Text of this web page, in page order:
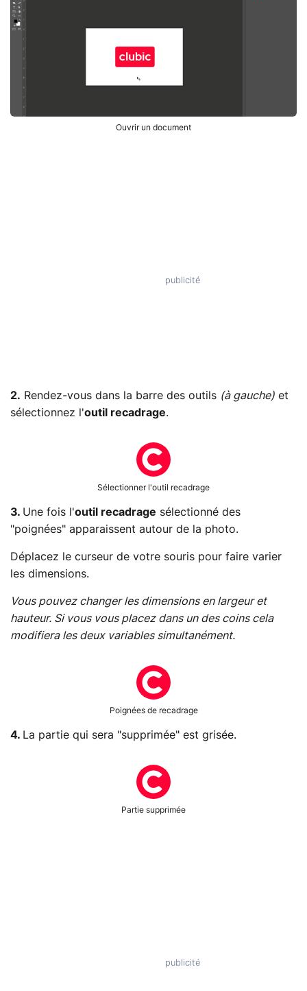
Ouvrir un document
2. Rendez-vous dans la barre des outils (à gauche) et
sélectionnez l'outil recadrage.
Sélectionner l'outil recadrage
3. Une fois l'outil recadrage sélectionné des
"poignées" apparaissent autour de la photo.
Déplacez le curseur de votre souris pour faire varier
les dimensions.
Vous pouvez changer les dimensions en largeur et
hauteur. Si vous vous placez dans un des coins cela
modifiera les deux variables simultanément.
Poignées de recadrage
4. La partie qui sera "supprimée" est grisée.
Partie supprimée